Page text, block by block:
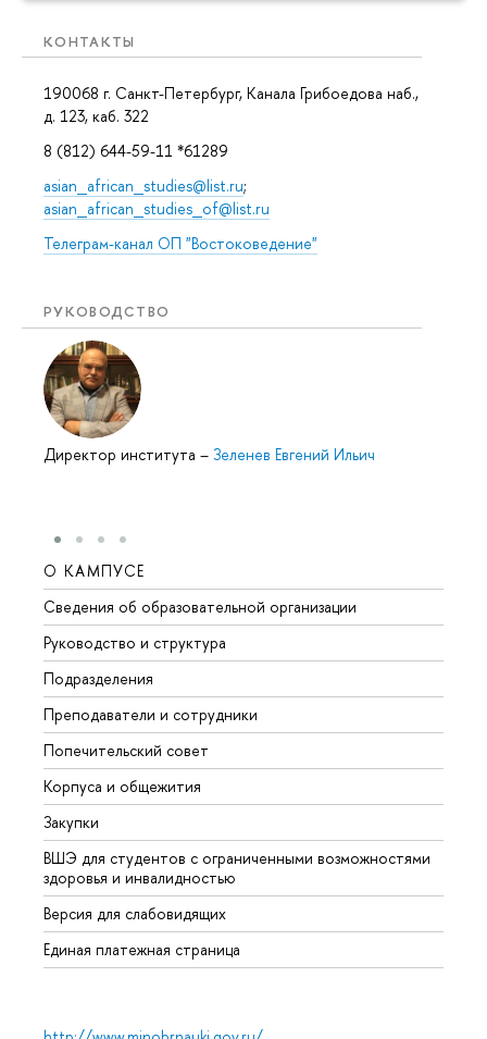
КОНТАКТЫ
190068 г. Санкт-Петербург, Канала Грибоедова наб.,
д. 123, каб. 322
8 (812) 644-59-11 *61289
asian_african_studies@list.ru;
asian_african_studies_of@list.ru
Телеграм-канал ОП "Востоковедение"
РУКОВОДСТВО
Директор института – Зеленев Евгений Ильич
О КАМПУСЕ
Сведения об образовательной организации
Руководство и структура
Подразделения
Преподаватели и сотрудники
Попечительский совет
Корпуса и общежития
Закупки
ВШЭ для студентов с ограниченными возможностями
здоровья и инвалидностью
Версия для слабовидящих
Единая платежная страница